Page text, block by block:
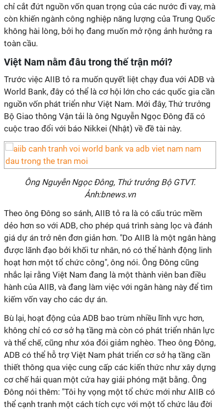
chỉ cắt đứt nguồn vốn quan trọng của các nước đi vay, mà
còn khiến ngành công nghiệp năng lượng của Trung Quốc
không hài lòng, bởi họ đang muốn mở rộng ảnh hưởng ra
toàn cầu.
Việt Nam nằm đâu trong thế trận mới?
Trước việc AIIB tỏ ra muốn quyết liệt chạy đua với ADB và
World Bank, đây có thể là cơ hội lớn cho các quốc gia cần
nguồn vốn phát triển như Việt Nam. Mới đây, Thứ trưởng
Bộ Giao thông Vận tải là ông Nguyễn Ngọc Đông đã có
cuộc trao đổi với báo Nikkei (Nhật) về đề tài này.
Ông Nguyễn Ngọc Đông, Thứ trưởng Bộ GTVT.
Ảnh:bnews.vn
Theo ông Đông so sánh, AIIB tỏ ra là có cấu trúc mềm
dẻo hơn so với ADB, cho phép quá trình sàng lọc và đánh
giá dự án trở nên đơn giản hơn. "Do AIIB là một ngân hàng
được lãnh đạo bởi khối tư nhân, nó có thể hành động linh
hoạt hơn một tổ chức công", ông nói. Ông Đông cũng
nhắc lại rằng Việt Nam đang là một thành viên ban điều
hành của AIIB, và đang làm việc với ngân hàng này để tìm
kiếm vốn vay cho các dự án.
Bù lại, hoạt động của ADB bao trùm nhiều lĩnh vực hơn,
không chỉ có cơ sở hạ tầng mà còn có phát triển nhân lực
và thể chế, cũng như xóa đói giảm nghèo. Theo ông Đông,
ADB có thể hỗ trợ Việt Nam phát triển cơ sở hạ tầng cần
thiết thông qua việc cung cấp các kiến thức như xây dựng
cơ chế hải quan một cửa hay giải phóng mặt bằng. Ông
Đông nói thêm: "Tôi hy vọng một tổ chức mới như AIIB có
thể cạnh tranh một cách tích cực với một tổ chức lâu đời